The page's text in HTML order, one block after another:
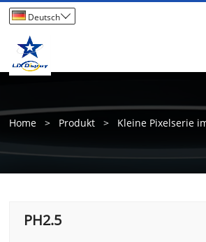
Deutsch
Home > Produkt > Kleine Pixelserie
PH2.5